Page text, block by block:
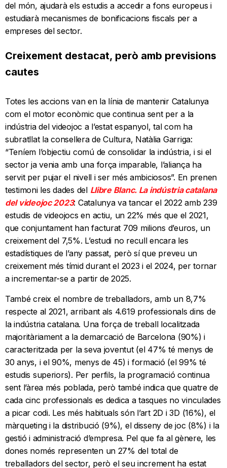
del món, ajudarà els estudis a accedir a fons europeus i
estudiarà mecanismes de bonificacions fiscals per a
empreses del sector.
Creixement destacat, però amb previsions
cautes
Totes les accions van en la línia de mantenir Catalunya
com el motor econòmic que continua sent per a la
indústria del videojoc a l’estat espanyol, tal com ha
subratllat la consellera de Cultura, Natàlia Garriga:
“Teníem l’objectiu comú de consolidar la indústria, i si el
sector ja venia amb una força imparable, l’aliança ha
servit per pujar el nivell i ser més ambiciosos”. En prenen
testimoni les dades del Llibre Blanc. La indústria catalana
del videojoc 2023: Catalunya va tancar el 2022 amb 239
estudis de videojocs en actiu, un 22% més que el 2021,
que conjuntament han facturat 709 milions d’euros, un
creixement del 7,5%. L’estudi no recull encara les
estadístiques de l’any passat, però sí que preveu un
creixement més tímid durant el 2023 i el 2024, per tornar
a incrementar-se a partir de 2025.
També creix el nombre de treballadors, amb un 8,7%
respecte al 2021, arribant als 4.619 professionals dins de
la indústria catalana. Una força de treball localitzada
majoritàriament a la demarcació de Barcelona (90%) i
caracteritzada per la seva joventut (el 47% té menys de
30 anys, i el 90%, menys de 45) i formació (el 99% té
estudis superiors). Per perfils, la programació continua
sent l’àrea més poblada, però també indica que quatre de
cada cinc professionals es dedica a tasques no vinculades
a picar codi. Les més habituals són l’art 2D i 3D (16%), el
màrqueting i la distribució (9%), el disseny de joc (8%) i la
gestió i administració d’empresa. Pel que fa al gènere, les
dones només representen un 27% del total de
treballadors del sector, però el seu increment ha estat